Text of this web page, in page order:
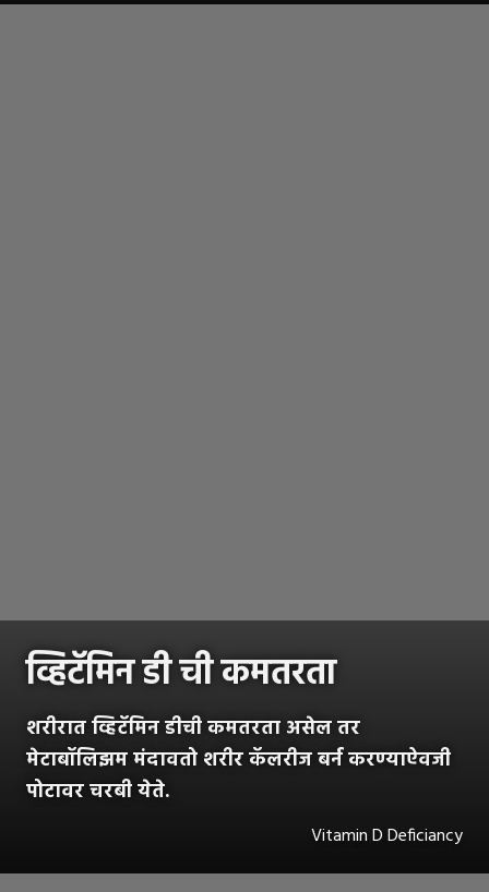
व्हिटॅमिन डी ची कमतरता
शरीरात व्हिटॅमिन डीची कमतरता असेल तर
मेटाबॉलिझम मंदावतो शरीर कॅलरीज बर्न करण्याऐवजी
पोटावर चरबी येते.
Vitamin D Deficiancy